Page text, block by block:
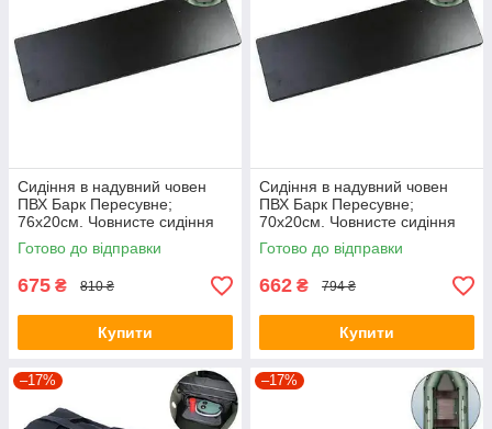
Сидіння в надувний човен
ПВХ Барк Пересувне;
76х20см. Човнисте сидіння
Bark.
Готово до відправки
675 ₴ 810 ₴
Купити
Сидіння в надувний човен
ПВХ Барк Пересувне;
70х20см. Човнисте сидіння
Bark.
Готово до відправки
662 ₴ 794 ₴
Купити
–17% –17%